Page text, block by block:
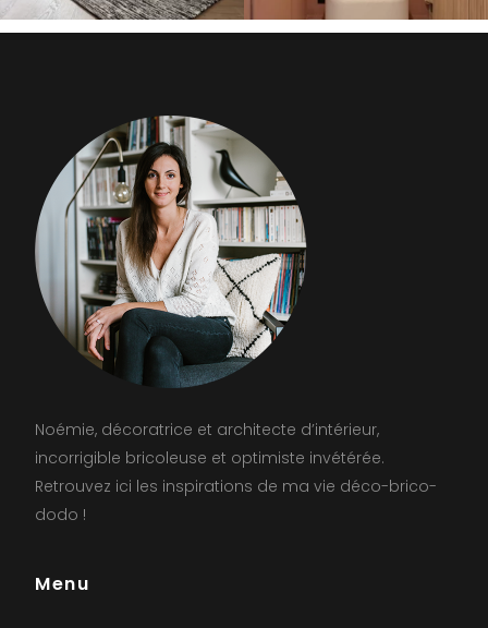
Noémie, décoratrice et architecte d’intérieur,
incorrigible bricoleuse et optimiste invétérée.
Retrouvez ici les inspirations de ma vie déco-brico-
dodo !
Menu